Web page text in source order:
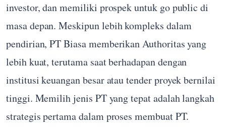
investor, dan memiliki prospek untuk go public di
masa depan. Meskipun lebih kompleks dalam
pendirian, PT Biasa memberikan Authoritas yang
lebih kuat, terutama saat berhadapan dengan
institusi keuangan besar atau tender proyek bernilai
tinggi. Memilih jenis PT yang tepat adalah langkah
strategis pertama dalam proses membuat PT.